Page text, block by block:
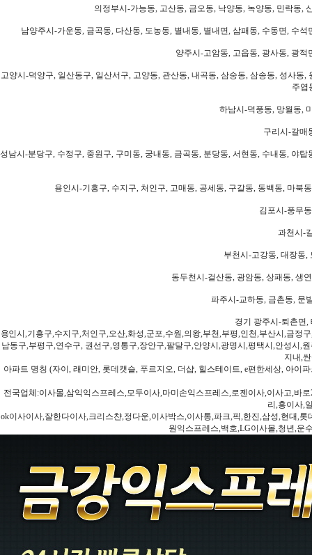
의정부시-가능동, 고산동, 금오동, 낙양동, 녹양동, 민락동,
남양주시-가운동, 금곡동, 다산동, 도농동, 별내동, 별내면, 삼패동, 수동면, 수
양주시-고암동, 고읍동, 광사동, 광
고양시-덕양구, 일산동구, 일산서구, 고양동, 관산동, 내곡동, 삼숭동, 삼송동, 성사
주엽
하남시-덕풍동, 망월동,
구리시-갈매
성남시-분당구, 수정구, 중원구, 구미동, 궁내동, 금곡동, 분당동, 서현동, 수내동, 야
용인시-기흥구, 수지구, 처인구, 고매동, 공세동, 구갈동, 동백동, 마북
김포시-풍무
과천시-
부천시-고강동, 대장동,
동두천시-걸산동, 광암동, 상패동, 생
파주시-교하동, 금촌동, 문
경기 광주시-퇴촌면,
용인시,기흥구,수지구,처인구,오산,화성,군포,수원,의왕,부천,부평,인천,부산시,금
남동구,부평구,연수구, 권선구,영통구,장안구,팔달구,안양시,광명시,평택시,안성시,
지내,
아파트 명칭 (자이, 래미안, 롯데캣슬, 푸르지오, 더샵, 힐스테이트, e편한세상, 아이
전국업체:이사몰,삼익익스프레스,모두이사,마미손익스프레스,로젠이사,이사고,바
리,홍이사,
ok이사이사,잘한다이사,크리스챤,정다운,이사박스,이사통,파크,픽,한진,삼성,현대,
원익스프레스,백호,LG이사몰,청년,운